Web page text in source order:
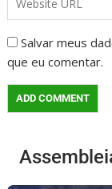
Salvar meus
que eu comentar.